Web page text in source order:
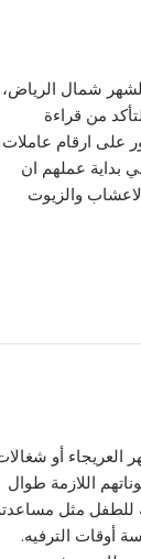
شمال الرياض،
من قراءة
على ارقام عاملات
بداية عملهم ان
والزيوت
العريجاء أو
اللازمة طوال
للطفل مثل
أوقات الترفيه.